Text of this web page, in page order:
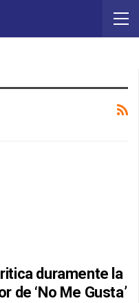
duramente la
de ‘No Me Gusta’